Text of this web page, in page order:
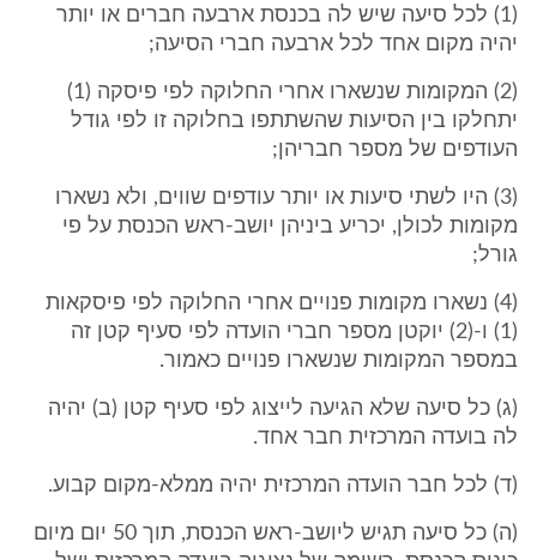
(1) לכל סיעה שיש לה בכנסת ארבעה חברים או יותר
יהיה מקום אחד לכל ארבעה חברי הסיעה;
(2) המקומות שנשארו אחרי החלוקה לפי פיסקה (1)
יתחלקו בין הסיעות שהשתתפו בחלוקה זו לפי גודל
העודפים של מספר חבריהן;
(3) היו לשתי סיעות או יותר עודפים שווים, ולא נשארו
מקומות לכולן, יכריע ביניהן יושב-ראש הכנסת על פי
גורל;
(4) נשארו מקומות פנויים אחרי החלוקה לפי פיסקאות
(1) ו-(2) יוקטן מספר חברי הועדה לפי סעיף קטן זה
במספר המקומות שנשארו פנויים כאמור.
(ג) כל סיעה שלא הגיעה לייצוג לפי סעיף קטן (ב) יהיה
לה בועדה המרכזית חבר אחד.
(ד) לכל חבר הועדה המרכזית יהיה ממלא-מקום קבוע.
(ה) כל סיעה תגיש ליושב-ראש הכנסת, תוך 50 יום מיום